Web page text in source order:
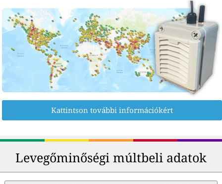
Kattintson további információkért
Levegőminőségi múltbeli adatok